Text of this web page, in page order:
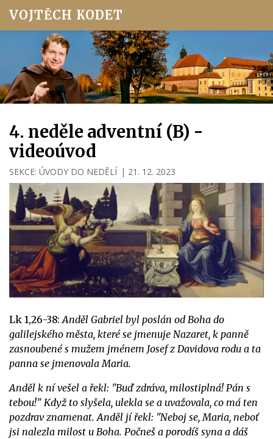
VOJTĚCH KODET
4. neděle adventní (B) -
videoúvod
SEKCE: ÚVODY DO NEDĚLÍ | 21. 12. 2023
Lk 1,26-38:Anděl Gabriel byl poslán od Boha do
galilejského města, které se jmenuje Nazaret, k panně
zasnoubené s mužem jménem Josef z Davidova rodu a ta
panna se jmenovala Maria.
Anděl k ní vešel a řekl: "Buď zdráva, milostiplná! Pán s
tebou!" Když to slyšela, ulekla se a uvažovala, co má ten
pozdrav znamenat. Anděl jí řekl: "Neboj se, Maria, neboť
jsi nalezla milost u Boha. Počneš a porodíš syna a dáš